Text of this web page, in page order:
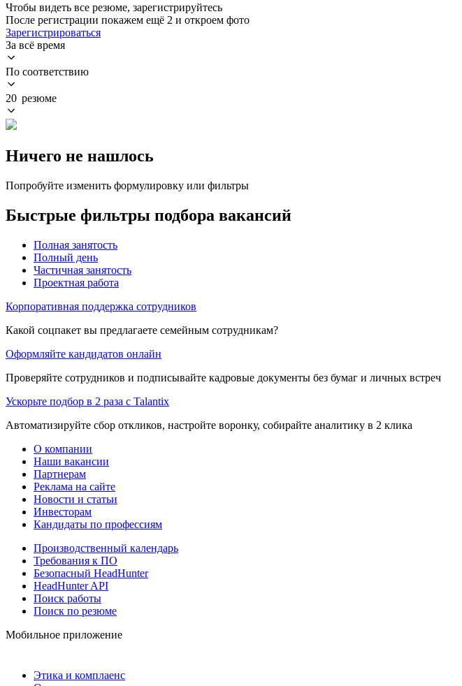
Чтобы видеть все резюме, зарегистрируйтесь
После регистрации покажем ещё 2 и откроем фото
Зарегистрироваться
За всё время
По соответствию
20 резюме
Ничего не нашлось
Попробуйте изменить формулировку или фильтры
Быстрые фильтры подбора вакансий
Полная занятость
Полный день
Частичная занятость
Проектная работа
Корпоративная поддержка сотрудников
Какой соцпакет вы предлагаете семейным сотрудникам?
Оформляйте кандидатов онлайн
Проверяйте сотрудников и подписывайте кадровые документы без бумаг и личных встреч
Ускорьте подбор в 2 раза с Talantix
Автоматизируйте сбор откликов, настройте воронку, собирайте аналитику в 2 клика
О компании
Наши вакансии
Партнерам
Реклама на сайте
Новости и статьи
Инвесторам
Кандидаты по профессиям
Производственный календарь
Требования к ПО
Безопасный HeadHunter
HeadHunter API
Поиск работы
Поиск по резюме
Мобильное приложение
Этика и комплаенс